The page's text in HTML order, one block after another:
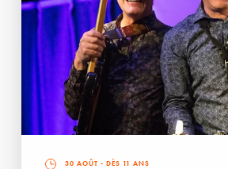
30 AOÛT - DÈS 11 ANS